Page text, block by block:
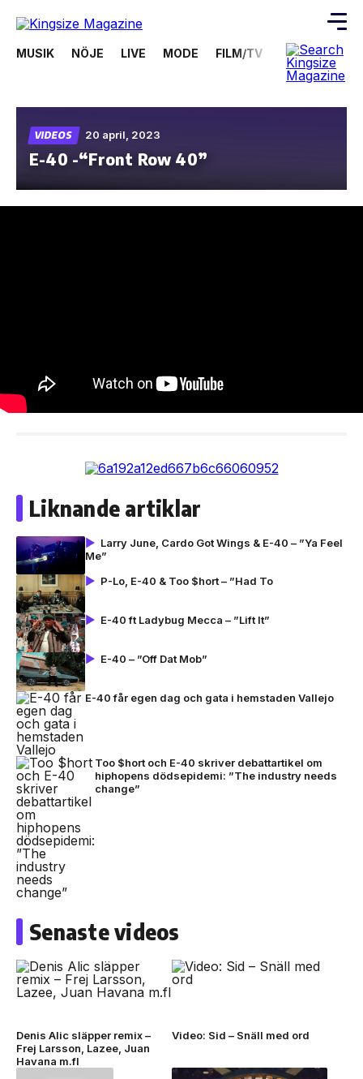
content
MUSIK NÖJE LIVE MODE FILM/TV VIDEOS
VIDEOS 20 april, 2023
E-40 -“Front Row 40”
Liknande artiklar
Larry June, Cardo Got Wings & E-40 – ”Ya Feel
Me”
P-Lo, E-40 & Too $hort – ”Had To
E-40 ft Ladybug Mecca – ”Lift It”
E-40 – ”Off Dat Mob”
E-40 får egen dag och gata i hemstaden Vallejo
Too $hort och E-40 skriver debattartikel om
hiphopens dödsepidemi: ”The industry needs
change”
Senaste videos
Denis Alic släpper remix –
Frej Larsson, Lazee, Juan
Havana m.fl
Video: Sid – Snäll med ord